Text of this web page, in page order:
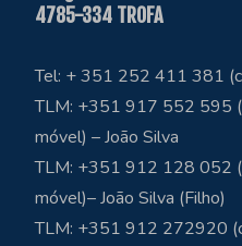
4785-334 TROFA
Tel: + 351 252 411 381
TLM: +351 917 552 595
móvel) – João Silva
TLM: +351 912 128 052
móvel)– João Silva (Filho)
TLM: +351 912 272920